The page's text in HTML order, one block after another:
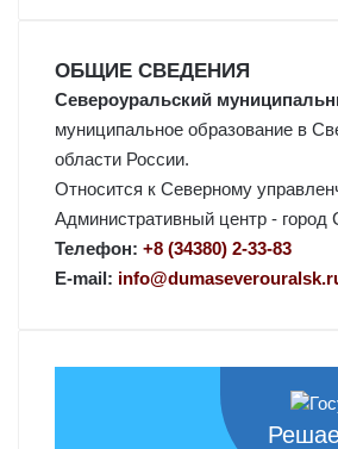
ОБЩИЕ СВЕДЕНИЯ
Североуральский
муниципальное образование в
области России.
Относится к Северному
Административный центр - город
Телефон: +8 (34380) 2-33-83
E-mail: